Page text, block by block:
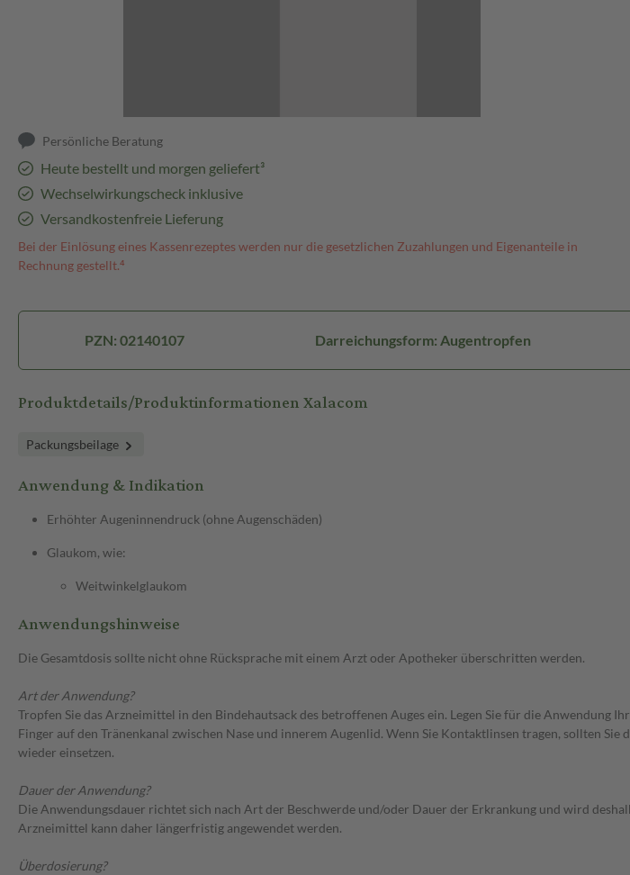
Persönliche Beratung
Heute bestellt und morgen geliefert³
Wechselwirkungscheck inklusive
Versandkostenfreie Lieferung
Bei der Einlösung eines Kassenrezeptes werden nur die gesetzlichen Zuzahlungen und Eigenanteile in
Rechnung gestellt.⁴
PZN: 02140107 Darreichungsform: Augentropfen
Produktdetails/Produktinformationen Xalacom
Packungsbeilage
Anwendung & Indikation
Erhöhter Augeninnendruck (ohne Augenschäden)
Glaukom, wie:
Weitwinkelglaukom
Anwendungshinweise
Die Gesamtdosis sollte nicht ohne Rücksprache mit einem Arzt oder Apotheker überschritten werden.
Art der Anwendung?
Tropfen Sie das Arzneimittel in den Bindehautsack des betroffenen Auges ein. Legen Sie für die Anwendung
Finger auf den Tränenkanal zwischen Nase und innerem Augenlid. Wenn Sie Kontaktlinsen tragen, sollten
wieder einsetzen.
Dauer der Anwendung?
Die Anwendungsdauer richtet sich nach Art der Beschwerde und/oder Dauer der Erkrankung und wird
Arzneimittel kann daher längerfristig angewendet werden.
Überdosierung?